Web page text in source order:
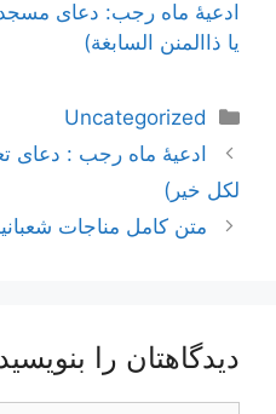
ادعیۀ ماه رجب: دعای
یا ذاالمنن السابغة)
دسته‌ها
Uncategorized
ناوبری
نوشته‌ها
ادعیۀ ماه رجب : دعای
لکل خیر)
متن کامل مناجات
دیدگاهتان را